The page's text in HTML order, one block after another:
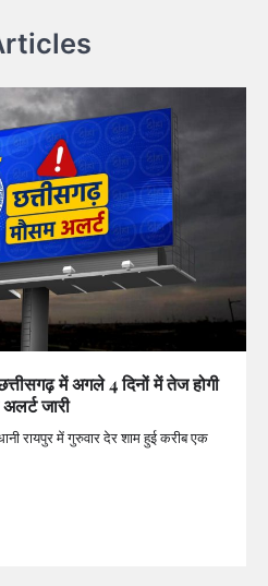
में अगले 4 दिनों में तेज होगी
जारी
रायपुर में गुरुवार देर शाम हुई करीब एक